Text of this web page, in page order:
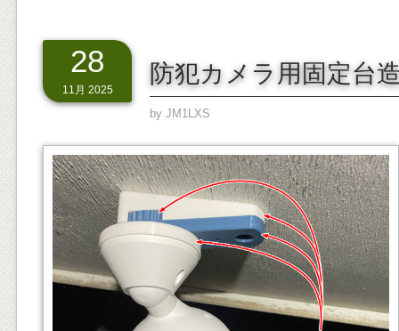
28
11月 2025
防犯カメラ用固定台
by JM1LXS